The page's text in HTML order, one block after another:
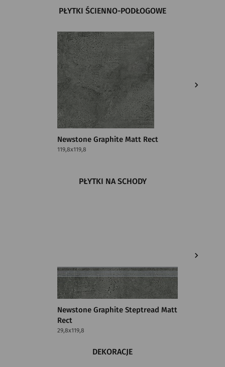
PŁYTKI ŚCIENNO-PODŁOGOWE
Newstone Graphite Matt Rect
119,8x119,8
PŁYTKI NA SCHODY
Newstone Graphite Steptread Matt
Rect
29,8x119,8
DEKORACJE